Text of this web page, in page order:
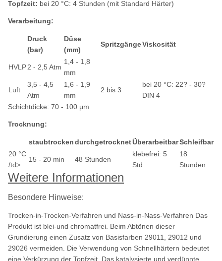
Topfzeit: bei 20 °C: 4 Stunden (mit Standard Härter)
Verarbeitung:
Druck
(bar)
Düse
(mm)
SpritzgängeViskosität
HVLP2 - 2,5 Atm
1,4 - 1,8
mm
Luft
3,5 - 4,5
Atm
1,6 - 1,9
mm
2 bis 3
bei 20 °C: 22? - 30?
DIN 4
Schichtdicke: 70 - 100 μm
Trocknung:
staubtrockendurchgetrocknetÜberarbeitbarSchleifbar
20 °C
/td>
15 - 20 min 48 Stunden
klebefrei: 5
Std
18
Stunden
Weitere Informationen
Besondere Hinweise:
Trocken-in-Trocken-Verfahren und Nass-in-Nass-Verfahren Das
Produkt ist blei-und chromatfrei. Beim Abtönen dieser
Grundierung einen Zusatz von Basisfarben 29011, 29012 und
29026 vermeiden. Die Verwendung von Schnellhärtern bedeutet
eine Verkürzung der Topfzeit. Das katalysierte und verdünnte